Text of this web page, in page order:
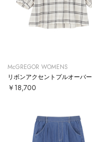
McGREGOR WOMENS
リボンアクセントプルオーバー
￥18,700